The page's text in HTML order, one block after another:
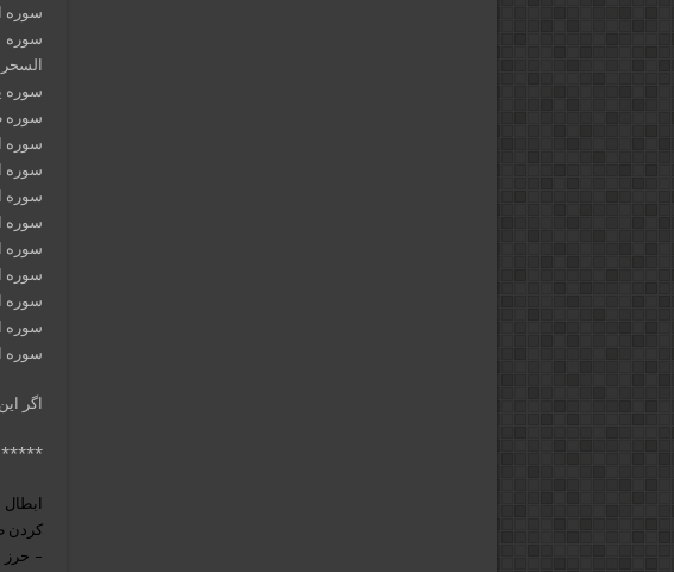
سوره
سوره یونس از آیه ٨۱ – ٨٢ این
سوره طه
سوره
سوره
سوره الاحقاف از آیه ٢٩ – ٣٢ این
سوره
سوره
سوره
سوره
سوره
سوره
اگر
*****
کردن
–